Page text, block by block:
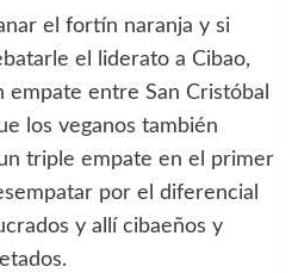
el fortín naranja y si
el liderato a Cibao,
entre San Cristóbal
los veganos también
triple empate en el primer
por el diferencial
y allí cibaeños y